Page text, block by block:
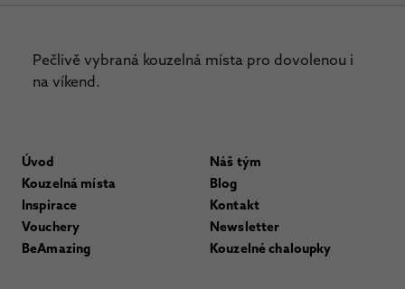
Pečlivě vybraná kouzelná místa pro dovolenou i
na víkend.
Úvod
Kouzelná místa
Inspirace
Vouchery
BeAmazing
Náš tým
Blog
Kontakt
Newsletter
Kouzelné chaloupky